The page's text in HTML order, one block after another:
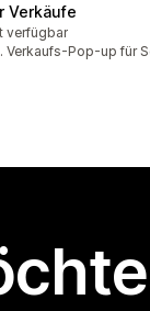
Verkäufe
verfügbar
Verkaufs-Pop-up für